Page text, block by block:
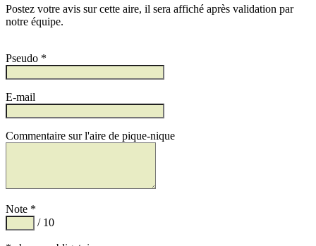
Postez votre avis sur cette aire, il sera affiché après validation par
notre équipe.
Pseudo *
E-mail
Commentaire sur l'aire de pique-nique
Note *
/ 10